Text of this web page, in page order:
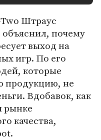
Two Штраус
почему
выход на
игр. По его
которые
продукцию, не
Вдобавок, как
рынке
качества,